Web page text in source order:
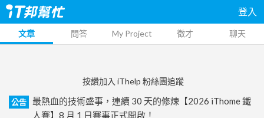
登入
文章 問答 My Project 徵才 聊天
按讚加入 iThelp 粉絲團追蹤
公告
最熱血的技術盛事，連續 30 天的修煉【2026 iThome 鐵
人賽】8 月 1 日賽事正式開啟！